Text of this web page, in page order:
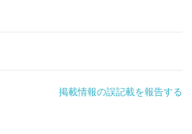
掲載情報の誤記載を報告する